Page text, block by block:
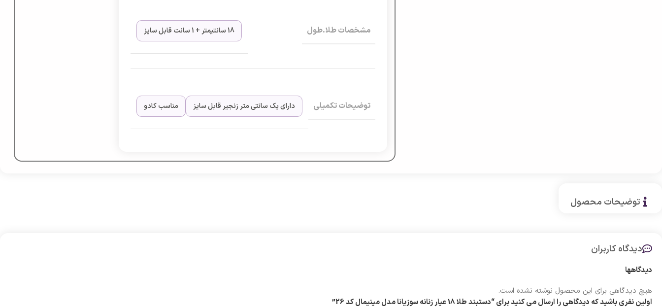
مشخصات طلا.طول 18 سانتیمتر + 1 سانت قابل سایز
توضیحات تکمیلی دارای یک سانتی متر زنجیر قابل سایز مناسب کادو
توضیحات محصول
دیدگاه کاربران
دیدگاهها
هیچ دیدگاهی برای این محصول نوشته نشده است.
اولین نفری باشید که دیدگاهی را ارسال می کنید برای “دستبند طلا 18 عیار زنانه سوزیانا مدل مینیمال کد 26”